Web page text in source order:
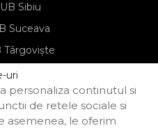
Sibiu
Suceava
Târgoviște
Mureș
Timișoara
uri
personaliza continutul si
de retele sociale si
asemenea, le oferim